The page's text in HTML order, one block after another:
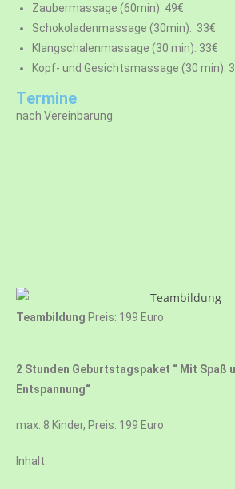
Zaubermassage (60min): 49€
Schokoladenmassage (30min): 33€
Klangschalenmassage (30 min): 33€
Kopf- und Gesichtsmassage (30 min):
Termine
nach Vereinbarung
Teambildung Preis: 199 Euro
2 Stunden Geburtstagspaket “ Mit Spaß
Entspannung“
max. 8 Kinder, Preis: 199 Euro
Inhalt: